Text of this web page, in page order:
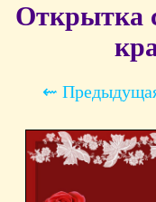
Открытка
⇜